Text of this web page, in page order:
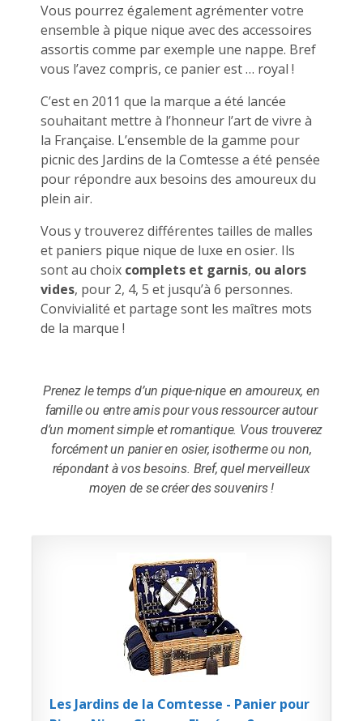
Vous pourrez également agrémenter votre
ensemble à pique nique avec des accessoires
assortis comme par exemple une nappe. Bref
vous l’avez compris, ce panier est … royal !
C’est en 2011 que la marque a été lancée
souhaitant mettre à l’honneur l’art de vivre à
la Française. L’ensemble de la gamme pour
picnic des Jardins de la Comtesse a été pensée
pour répondre aux besoins des amoureux du
plein air.
Vous y trouverez différentes tailles de malles
et paniers pique nique de luxe en osier. Ils
sont au choix complets et garnis, ou alors
vides, pour 2, 4, 5 et jusqu’à 6 personnes.
Convivialité et partage sont les maîtres mots
de la marque !
Prenez le temps d’un pique-nique en amoureux, en
famille ou entre amis pour vous ressourcer autour
d’un moment simple et romantique. Vous trouverez
forcément un panier en osier, isotherme ou non,
répondant à vos besoins. Bref, quel merveilleux
moyen de se créer des souvenirs !
Les Jardins de la Comtesse - Panier pour